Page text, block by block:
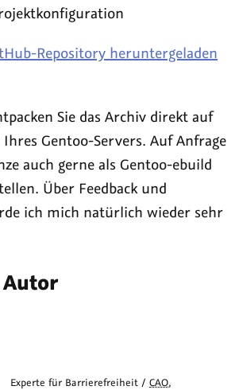
Repository heruntergeladen
Sie das Archiv direkt auf
Gentoo-Servers. Auf Anfrage
auch gerne als Gentoo-ebuild
Über Feedback und
ich mich natürlich wieder sehr
Autor
Experte für Barrierefreiheit / CAO,